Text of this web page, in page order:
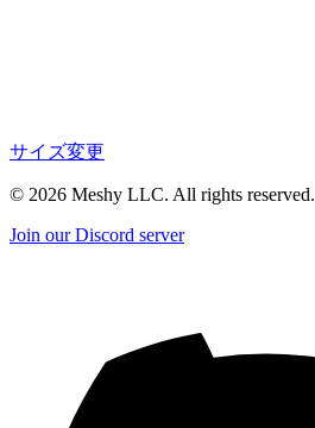
サイズ変更
© 2026 Meshy LLC. All rights reserved.
Join our Discord server